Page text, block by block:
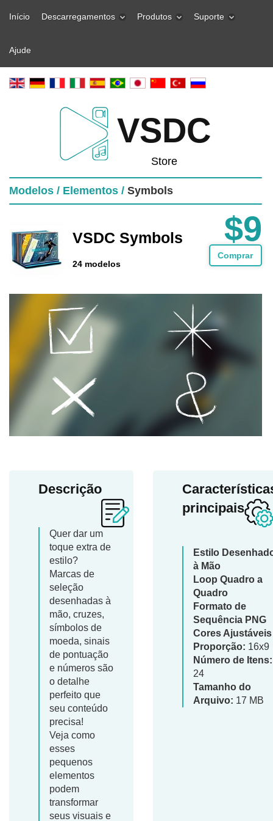
Início Descarregamentos Produtos Suporte
Ajude
VSDC
Store
Modelos / Elementos / Symbols
VSDC Symbols
24 modelos
$9
Comprar
Descrição
Quer dar um
toque extra de
estilo?
Marcas de
seleção
desenhadas à
mão, cruzes,
símbolos de
moeda, sinais
de pontuação
e números são
o detalhe
perfeito que
seu conteúdo
precisa!
Veja como
esses
pequenos
elementos
podem
transformar
seus visuais e
principais
Estilo
à Mão
Loop Quadro a
Quadro
Formato de
Sequência PNG
Cores Ajustáveis
Proporção: 16x9
Número de Itens:
24
Tamanho do
Arquivo: 17 MB